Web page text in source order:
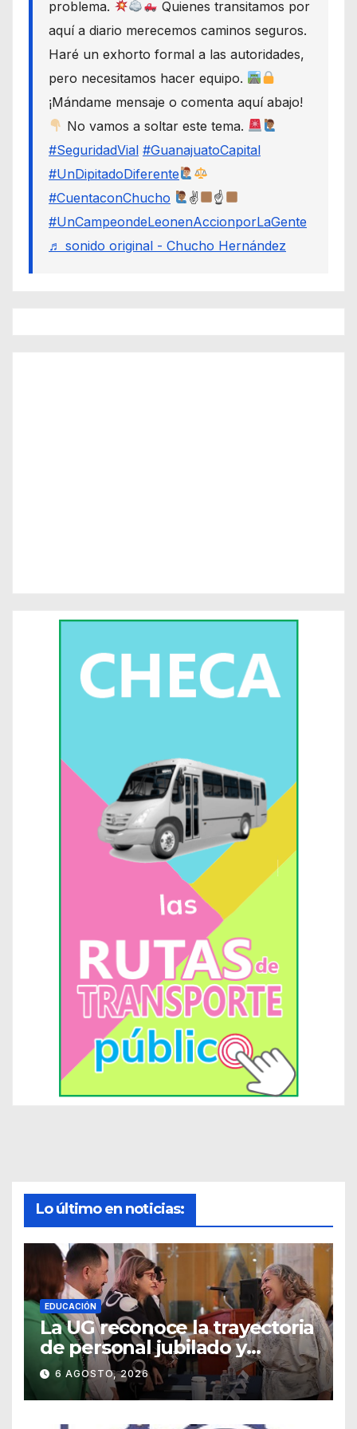
problema.
Quienes transitamos por
aquí a diario merecemos caminos seguros.
Haré un exhorto formal a las autoridades,
pero necesitamos hacer equipo.
¡Mándame mensaje o comenta aquí abajo!
No vamos a soltar este tema.
#SeguridadVial #GuanajuatoCapital
#UnDipitadoDiferente
#CuentaconChucho
✌
☝
#UnCampeondeLeonenAccionporLaGente
♬ sonido original - Chucho Hernández
Lo último en noticias:
EDUCACIÓN
La UG reconoce la trayectoria
de personal jubilado y
agradece su legado
6 AGOSTO, 2026